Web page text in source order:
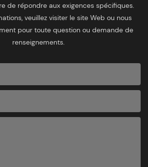
de répondre aux exigences spécifiques.
veuillez visiter le site Web ou nous
pour toute question ou demande de
renseignements.